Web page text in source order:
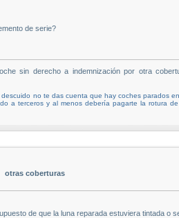
de serie?
sin derecho a indemnización por otra
no te das cuenta que hay coches parados
a terceros y al menos debería pagarte la rotura
otras coberturas
de que la luna reparada estuviera tintada